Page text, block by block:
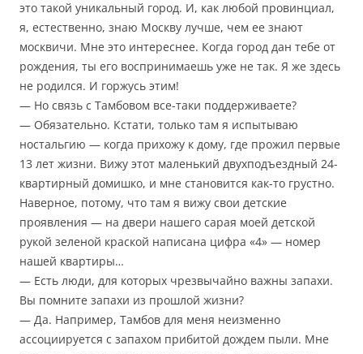
это такой уникальный город. И, как любой провинциал,
я, естественно, знаю Москву лучше, чем ее знают
москвичи. Мне это интереснее. Когда город дан тебе от
рождения, ты его воспринимаешь уже не так. Я же здесь
не родился. И горжусь этим!
— Но связь с Тамбовом все-таки поддерживаете?
— Обязательно. Кстати, только там я испытываю
ностальгию — когда прихожу к дому, где прожил первые
13 лет жизни. Вижу этот маленький двухподъездный 24-
квартирный домишко, и мне становится как-то грустно.
Наверное, потому, что там я вижу свои детские
проявления — на двери нашего сарая моей детской
рукой зеленой краской написана цифра «4» — номер
нашей квартиры…
— Есть люди, для которых чрезвычайно важны запахи.
Вы помните запахи из прошлой жизни?
— Да. Например, Тамбов для меня неизменно
ассоциируется с запахом прибитой дождем пыли. Мне